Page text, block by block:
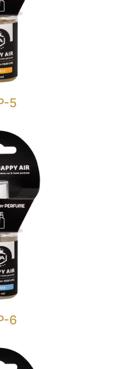
5
PERFUME VANILLA
osvježivača zraka sa
od 30%.
i bogat miris Vanilije.
6
PERFUME 50
PERFUME OCEAN
osvježivača zraka sa
od 30%.
miris sa notom